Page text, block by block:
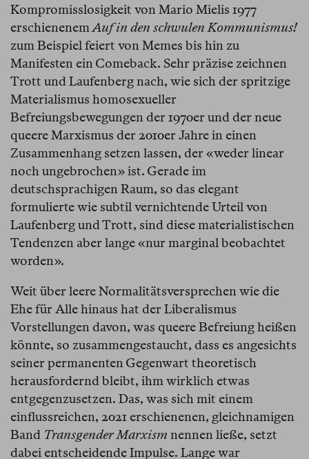
Kompromisslosigkeit von Mario Mielis 1977
erschienenemAuf in den schwulen Kommunismus!
zum Beispiel feiert von Memes bis hin zu
Manifesten ein Comeback. Sehr präzise zeichnen
Trott und Laufenberg nach, wie sich der spritzige
Materialismus homosexueller
Befreiungsbewegungen der 1970er und der neue
queere Marxismus der 2010er Jahre in einen
Zusammenhang setzen lassen, der «weder linear
noch ungebrochen» ist. Gerade im
deutschsprachigen Raum, so das elegant
formulierte wie subtil vernichtende Urteil von
Laufenberg und Trott, sind diese materialistischen
Tendenzen aber lange «nur marginal beobachtet
worden».
Weit über leere Normalitätsversprechen wie die
Ehe für Alle hinaus hat der Liberalismus
Vorstellungen davon, was queere Befreiung heißen
könnte, so zusammengestaucht, dass es angesichts
seiner permanenten Gegenwart theoretisch
herausfordernd bleibt, ihm wirklich etwas
entgegenzusetzen. Das, was sich mit einem
einflussreichen, 2021 erschienenen, gleichnamigen
Band Transgender Marxism nennen ließe, setzt
dabei entscheidende Impulse. Lange war